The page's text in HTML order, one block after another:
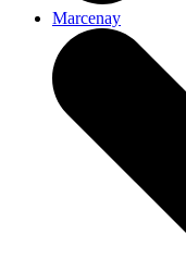
Marcenay